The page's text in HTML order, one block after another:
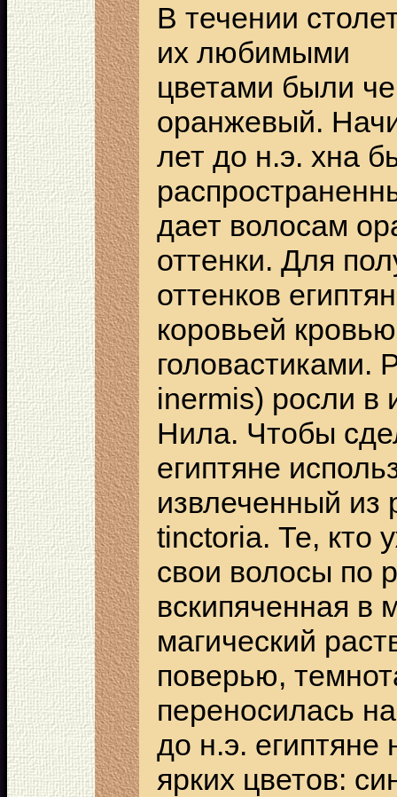
В течении
их любимыми
цветами были
оранжевый.
лет до н.э. хна
дает волосам
оттенки. Для
оттенков
коровьей
головастиками.
inermis) росли в
Нила. Чтобы
египтяне
извлеченный из
tinctoria. Те, кто
свои волосы по
вскипяченная в
магический
поверью,
переносилась
до н.э. египтяне
ярких цветов: